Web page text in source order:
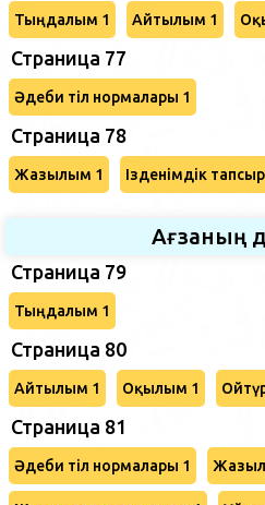
Тыңдалым 1 Айтылым 1
Страница 77
Әдеби тіл нормалары 1
Страница 78
Жазылым 1 Ізденімдік
Ағзаның
Страница 79
Тыңдалым 1
Страница 80
Айтылым 1 Оқылым 1
Страница 81
Әдеби тіл нормалары 1